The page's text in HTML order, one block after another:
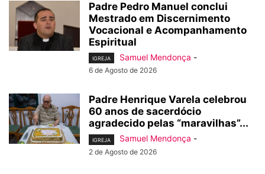
Padre Pedro Manuel conclui
Mestrado em Discernimento
Vocacional e Acompanhamento
Espiritual
IGREJA Samuel Mendonça -
6 de Agosto de 2026
Padre Henrique Varela celebrou
60 anos de sacerdócio
agradecido pelas “maravilhas”...
IGREJA Samuel Mendonça -
2 de Agosto de 2026